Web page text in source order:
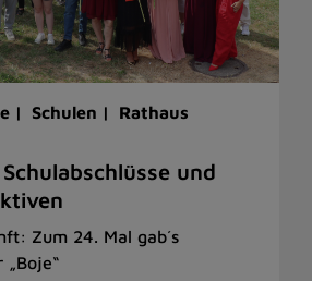
| Schulen | Rathaus
und
Zum 24. Mal gab´s
„Boje“